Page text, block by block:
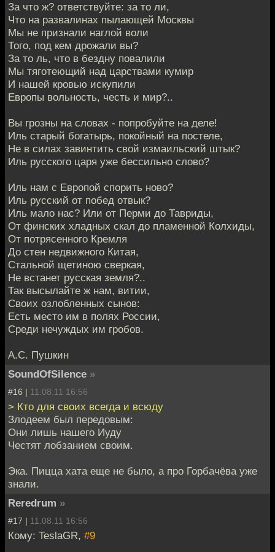
За что ж? ответствуйте: за то ли,
Что на развалинах пылающей Москвы
Мы не признали наглой воли
Того, под кем дрожали вы?
За то ль, что в бездну повалили
Мы тяготеющий над царствами кумир
И нашей кровью искупили
Европы вольность, честь и мир?..
Вы грозны на словах - попробуйте на деле!
Иль старый богатырь, покойный на постеле,
Не в силах завинтить свой измаильский штык?
Иль русского царя уже бессильно слово?
Иль нам с Европой спорить ново?
Иль русский от побед отвык?
Иль мало нас? Или от Перми до Тавриды,
От финских хладных скал до пламенной Колхиды,
От потрясенного Кремля
До стен недвижного Китая,
Стальной щетиною сверкая,
Не встанет русская земля?..
Так высылайте ж нам, витии,
Своих озлобленных сынов:
Есть место им в полях России,
Среди нечуждых им гробов.
А.С. Пушкин
SoundOfSilence »
#16 | 11.08.11 16:56
> Кто для своих всегда и всюду
Злодеем был передовым:
Они лишь нашего Иуду
Честят лобзанием своим.
Эка. Пицца хата еще не было, а про Горбачёва уже
знали.
Reredrum »
#17 | 11.08.11 16:56
Кому: TeslaGR, #9